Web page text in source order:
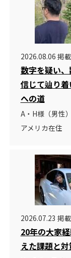
2026.08.06 掲載
数字を疑い
信じて辿り
への道
A・H様（男性
アメリカ在住
2026.07.23 掲載
20年の大家
えた課題と対